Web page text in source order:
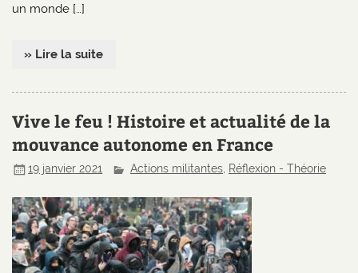
un monde […]
» Lire la suite
Vive le feu ! Histoire et actualité de la
mouvance autonome en France
19 janvier 2021 Actions militantes, Réflexion - Théorie